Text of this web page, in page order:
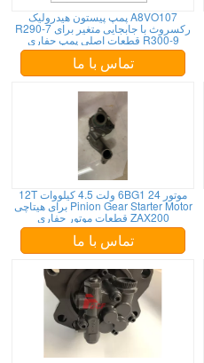
A8VO107 پمپ پیستون هیدرولیک
رکسروث با جابجایی متغیر برای R290-7
R300-9 قطعات اصلی پمپ حفاری
تماس با ما
موتور 6BG1 24 ولت 4.5 کیلووات 12T
Pinion Gear Starter Motor برای هیتاچی
ZAX200 قطعات موتور حفاری
تماس با ما